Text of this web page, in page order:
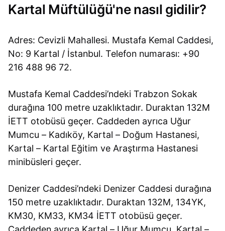
Kartal Müftülüğü'ne nasıl gidilir?
Adres: Cevizli Mahallesi. Mustafa Kemal Caddesi,
No: 9 Kartal / İstanbul. Telefon numarası: +90
216 488 96 72.
Mustafa Kemal Caddesi’ndeki Trabzon Sokak
durağına 100 metre uzaklıktadır. Duraktan 132M
İETT otobüsü geçer. Caddeden ayrıca Uğur
Mumcu – Kadıköy, Kartal – Doğum Hastanesi,
Kartal – Kartal Eğitim ve Araştırma Hastanesi
minibüsleri geçer.
Denizer Caddesi’ndeki Denizer Caddesi durağına
150 metre uzaklıktadır. Duraktan 132M, 134YK,
KM30, KM33, KM34 İETT otobüsü geçer.